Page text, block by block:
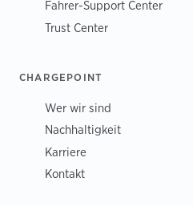
Fahrer-Support Center
Trust Center
CHARGEPOINT
Wer wir sind
Nachhaltigkeit
Karriere
Kontakt